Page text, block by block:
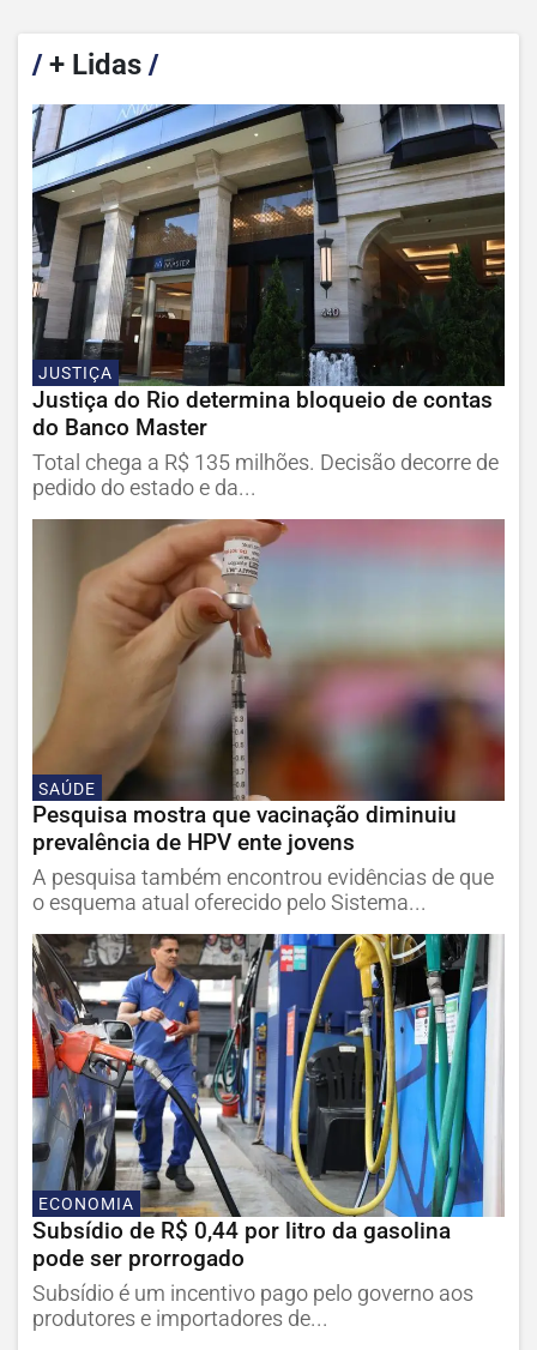
/+ Lidas /
JUSTIÇA
Justiça do Rio determina bloqueio de contas
do Banco Master
Total chega a R$ 135 milhões. Decisão decorre de
pedido do estado e da...
SAÚDE
Pesquisa mostra que vacinação diminuiu
prevalência de HPV ente jovens
A pesquisa também encontrou evidências de que
o esquema atual oferecido pelo Sistema...
ECONOMIA
Subsídio de R$ 0,44 por litro da gasolina
pode ser prorrogado
Subsídio é um incentivo pago pelo governo aos
produtores e importadores de...